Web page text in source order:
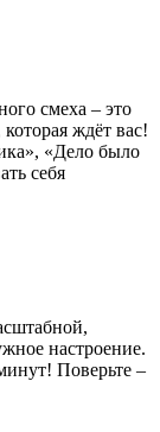
смеха – это
ждёт вас!
«Дело было
себя
настроение.
Поверьте –